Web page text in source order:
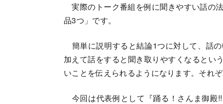
実際のトーク番組を例に聞きやすい話の
品3つ」です。
簡単に説明すると結論1つに対して、話
加えて話をすると聞き取りやすくなるとい
いことを伝えられるようになります。それ
今回は代表例として『踊る！さんま御殿